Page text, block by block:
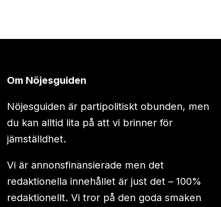
Om Nöjesguiden
Nöjesguiden är partipolitiskt obunden, men
du kan alltid lita på att vi brinner för
jämställdhet.
Vi är annonsfinansierade men det
redaktionella innehållet är just det – 100%
redaktionellt. Vi tror på den goda smaken